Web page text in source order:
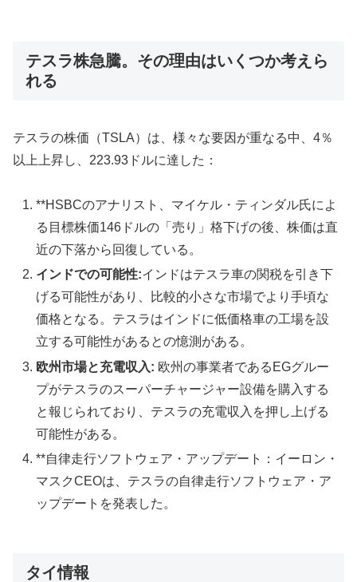
テスラ株急騰。その理由はいくつか考えら
れる
テスラの株価（TSLA）は、様々な要因が重なる中、4％
以上上昇し、223.93ドルに達した：
**HSBCのアナリスト、マイケル・ティンダル氏によ
る目標株価146ドルの「売り」格下げの後、株価は直
近の下落から回復している。
インドでの可能性:インドはテスラ車の関税を引き下
げる可能性があり、比較的小さな市場でより手頃な
価格となる。テスラはインドに低価格車の工場を設
立する可能性があるとの憶測がある。
欧州市場と充電収入: 欧州の事業者であるEGグルー
プがテスラのスーパーチャージャー設備を購入する
と報じられており、テスラの充電収入を押し上げる
可能性がある。
**自律走行ソフトウェア・アップデート：イーロン・
マスクCEOは、テスラの自律走行ソフトウェア・ア
ップデートを発表した。
タイ情報